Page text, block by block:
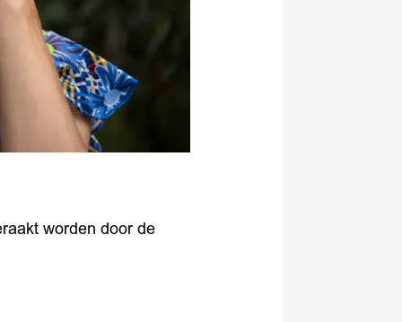
worden door de